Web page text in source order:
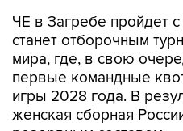
ЧЕ в Загребе пройдет с
станет отборочным
мира, где, в свою
первые командные
игры 2028 года. В
женская сборная